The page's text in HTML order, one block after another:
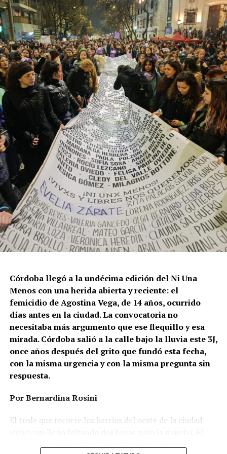
Observatorio Nacional de Crímenes de Odio LGBT+, fue
el año más violento desde la creación de este organismo,
con un crecimiento de más del 60% respecto de 2024,
cuando se habían registrado 140 casos. Se trata, dice el
relevamiento, de un aumento “abrupto, excepcional y
cualitativamente distinto a la progresión observada en
los años anteriores”.
La violencia por odio hacia el colectivo LGBT+ se
intensificó en un contexto de desmantelamiento de
políticas públicas, vaciamiento de organismos de
protección, paralización de la agenda legislativa en
materia de derechos y consolidación de discursos
fascistas que estigmatizan a la diversidad.
Para María Rachid, titular del Instituto contra la
Discriminación de la Ciudad de Buenos Aires e
integrante de la Federación Argentina LGBT+
(FALGBT), el drástico aumento de estos crímenes en
Argentina no puede separarse de los discursos de odio
que provienen del gobierno nacional. “Tanto el
de manera violenta y discriminatoria hacia la comunidad
LGBT en general y, principalmente, hacia la comunidad
trans”, describe Rachid. “Y eso –agrega– genera mayor
violencia y discriminación en la vida cotidiana. Esos
discursos terminan legitimando, avalando y fomentando
la violencia hacia nuestra comunidad”.
Esa realidad se percibe en lo cotidiano. Ayito Cabrera,
director y fundador de la organización Espacio
Tolomocho –que nuclea a personas trans con
discapacidad–, advierte que el aumento no se limita a los
silenciosas y estructurales de violencia, atravesadas por
“Los pedidos de ‘apañe’ de personas trans se
Córdoba llegó a la undécima edición del Ni Una
Menos con una herida abierta y reciente: el
femicidio de Agostina Vega, de 14 años, ocurrido
días antes en la ciudad. La convocatoria no
necesitaba más argumento que ese flequillo y esa
mirada. Córdoba salió a la calle bajo la lluvia este 3J,
once años después del grito que fundó esta fecha,
con la misma urgencia y con la misma pregunta sin
respuesta.
Por Bernardina Rosini
El trole que recorre los barrios del oeste de la ciudad